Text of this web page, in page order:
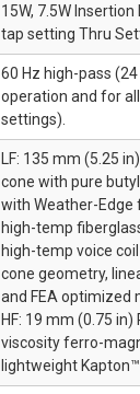
15W, 7.5W
tap setting Thru
60 Hz high-pass
operation and for
settings).
LF: 135 mm (5.25
cone with pure
with Weather-
high-temp
high-temp voice
cone geometry,
and FEA optimized
HF: 19 mm (0.75 in)
viscosity ferro-
lightweight